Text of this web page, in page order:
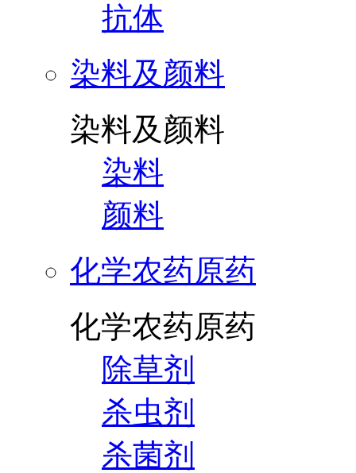
抗体
染料及颜料
染料及颜料
染料
颜料
化学农药原药
化学农药原药
除草剂
杀虫剂
杀菌剂